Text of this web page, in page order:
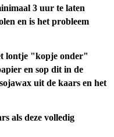
3 uur te laten
en is het probleem
lontje "kopje onder"
en sop dit in de
uit de kaars en het
als deze volledig